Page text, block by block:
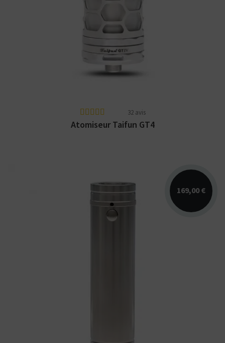
L'atomiseur Taifun GT4 disponible en 2
designs différents : Storm et 2023 ! Fabriqué
32 avis
Atomiseur Taifun GT4
169,00 €